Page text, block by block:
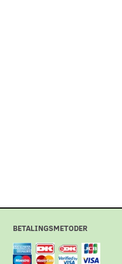
BETALINGSMETODER